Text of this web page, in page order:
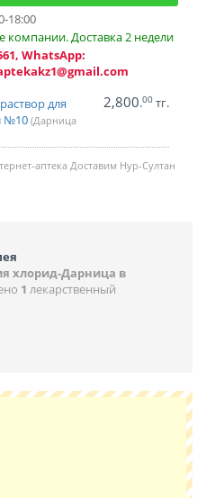
18:00
Доставка 2 недели
WhatsApp:
для
№10 (Дарница
2,800.00 тг.
аптека Доставим Нур-Султан
хлорид-Дарница в
1 лекарственный